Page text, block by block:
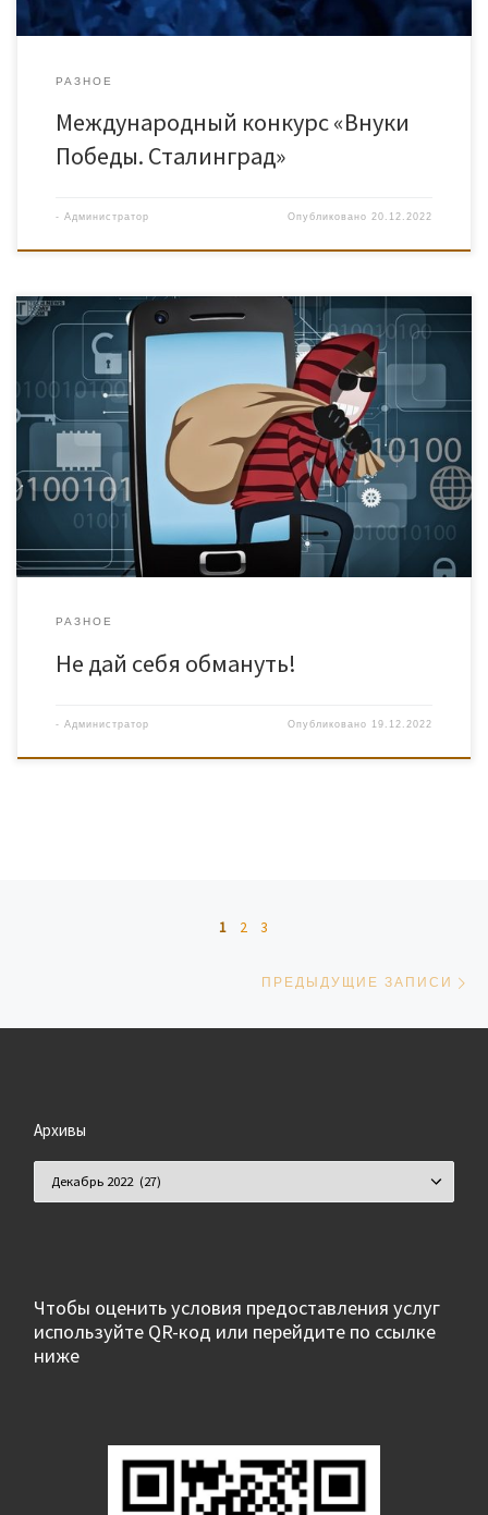
РАЗНОЕ
Международный конкурс «Внуки
Победы. Сталинград»
- Администратор Опубликовано20.12.2022
РАЗНОЕ
Не дай себя обмануть!
- Администратор Опубликовано 19.12.2022
Навигация по записям
1 2 3
ПРЕДЫДУЩИЕ ЗАПИСИ
Архивы
Чтобы оценить условия предоставления услуг
используйте QR-код или перейдите по ссылке
ниже